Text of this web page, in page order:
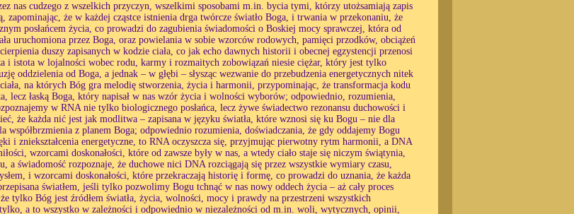
nas cudzego z wszelkich przyczyn, wszelkimi sposobami m.in. bycia tymi, którzy utożsamiają zapis
zapominając, że w każdej cząstce istnienia drga twórcze światło Boga, i trwania w przekonaniu, że
posłańcem życia, co prowadzi do zagubienia świadomości o Boskiej mocy sprawczej, która od
uruchomiona przez Boga, oraz powielania w sobie wzorców rodowych, pamięci przodków, obciążeń
duszy zapisanych w kodzie ciała, co jak echo dawnych historii i obecnej egzystencji przenosi
i istota w lojalności wobec rodu, karmy i rozmaitych zobowiązań niesie ciężar, który jest tylko
oddzielenia od Boga, a jednak – w głębi – słysząc wezwanie do przebudzenia energetycznych nitek
na których Bóg gra melodię stworzenia, życia i harmonii, przypominając, że transformacja kodu
lecz łaską Boga, który napisał w nas wzór życia i wolności wyborów; odpowiednio, rozumienia,
w RNA nie tylko biologicznego posłańca, lecz żywe świadectwo rezonansu duchowości i
że każda nić jest jak modlitwa – zapisana w języku światła, które wznosi się ku Bogu – nie dla
współbrzmienia z planem Boga; odpowiednio rozumienia, doświadczania, że gdy oddajemy Bogu
i zniekształcenia energetyczne, to RNA oczyszcza się, przyjmując pierwotny rytm harmonii, a DNA
wzorcami doskonałości, które od zawsze były w nas, a wtedy ciało staje się niczym świątynia,
a świadomość rozpoznaje, że duchowe nici DNA rozciągają się przez wszystkie wymiary czasu,
i wzorcami doskonałości, które przekraczają historię i formę, co prowadzi do uznania, że każda
światłem, jeśli tylko pozwolimy Bogu tchnąć w nas nowy oddech życia – aż cały proces
tylko Bóg jest źródłem światła, życia, wolności, mocy i prawdy na przestrzeni wszystkich
a to wszystko w zależności i odpowiednio w niezależności od m.in. woli, wytycznych, opinii,